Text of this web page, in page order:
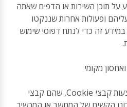
על תוכן השירות או הדפים שאתה
ופעולות אחרות שננקטו
זה כדי לנתח דפוסי שימוש
אנו עשויים לאסוף מידע באמצעות קבצי Cookie, שהם קבצי